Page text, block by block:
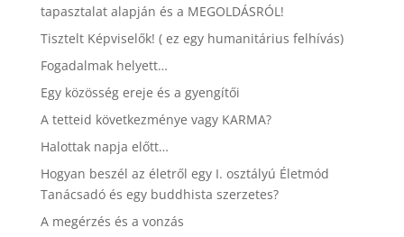
tapasztalat alapján és a MEGOLDÁSRÓL!
Tisztelt Képviselők! ( ez egy humanitárius felhívás)
Fogadalmak helyett…
Egy közösség ereje és a gyengítői
A tetteid következménye vagy KARMA?
Halottak napja előtt…
Hogyan beszél az életről egy I. osztályú Életmód
Tanácsadó és egy buddhista szerzetes?
A megérzés és a vonzás